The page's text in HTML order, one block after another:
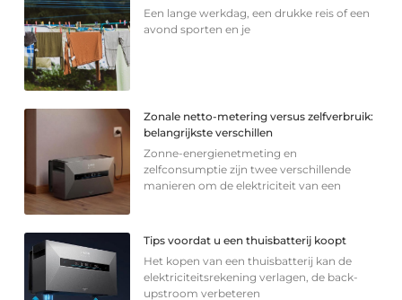
Een lange werkdag, een drukke reis of een
avond sporten en je
Zonale netto-metering versus zelfverbruik:
belangrijkste verschillen
Zonne-energienetmeting en
zelfconsumptie zijn twee verschillende
manieren om de elektriciteit van een
Tips voordat u een thuisbatterij koopt
Het kopen van een thuisbatterij kan de
elektriciteitsrekening verlagen, de back-
upstroom verbeteren